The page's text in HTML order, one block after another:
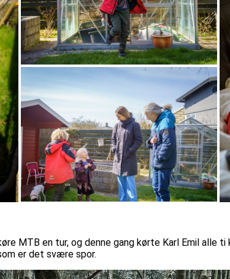
MTB en tur, og denne gang kørte Karl Emil alle
er det svære spor.